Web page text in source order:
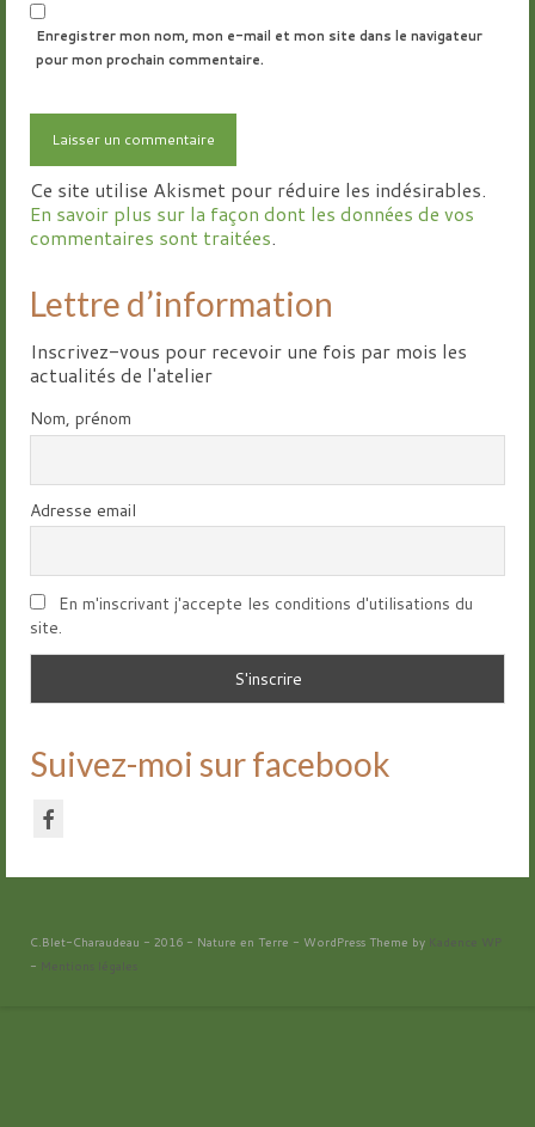
Enregistrer mon nom, mon e-mail et mon site dans le navigateur
pour mon prochain commentaire.
Ce site utilise Akismet pour réduire les indésirables.
En savoir plus sur la façon dont les données de vos
commentaires sont traitées.
Lettre d’information
Inscrivez-vous pour recevoir une fois par mois les
actualités de l'atelier
Nom, prénom
Adresse email
En m'inscrivant j'accepte les conditions d'utilisations du
site.
Suivez-moi sur facebook
C.Blet-Charaudeau - 2016 - Nature en Terre - WordPress Theme by
Kadence WP
- Mentions légales